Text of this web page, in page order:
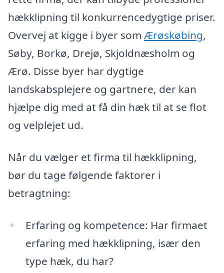
hækklipning til konkurrencedygtige priser.
Overvej at kigge i byer som Ærøskøbing,
Søby, Borkø, Drejø, Skjoldnæsholm og
Ærø. Disse byer har dygtige
landskabsplejere og gartnere, der kan
hjælpe dig med at få din hæk til at se flot
og velplejet ud.
Når du vælger et firma til hækklipning,
bør du tage følgende faktorer i
betragtning:
Erfaring og kompetence: Har firmaet
erfaring med hækklipning, især den
type hæk, du har?